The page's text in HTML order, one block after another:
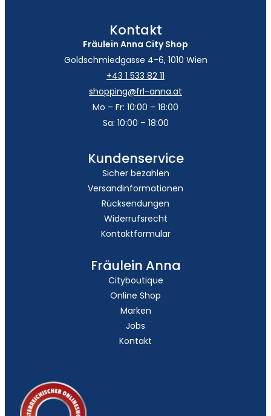
Kontakt
Fräulein Anna City Shop
Goldschmiedgasse 4-6, 1010 Wien
+43 1 533 82 11
shopping@frl-anna.at
Mo – Fr: 10:00 – 18:00
Sa: 10:00 – 18:00
Kundenservice
Sicher bezahlen
Versandinformationen
Rücksendungen
Widerrufsrecht
Kontaktformular
Fräulein Anna
Cityboutique
Online Shop
Marken
Jobs
Kontakt